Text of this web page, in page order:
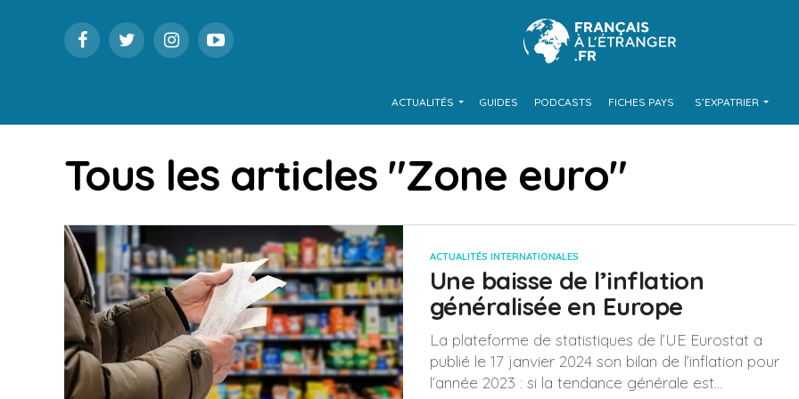
ACTUALITÉS GUIDES PODCASTS FICHES PAYS S’EXPATRIER
Tous les articles "Zone euro"
ACTUALITÉS INTERNATIONALES
Une baisse de l’inflation
généralisée en Europe
La plateforme de statistiques de l’UE Eurostat a
publié le 17 janvier 2024 son bilan de l’inflation pour
l’année 2023 : si la tendance générale est...